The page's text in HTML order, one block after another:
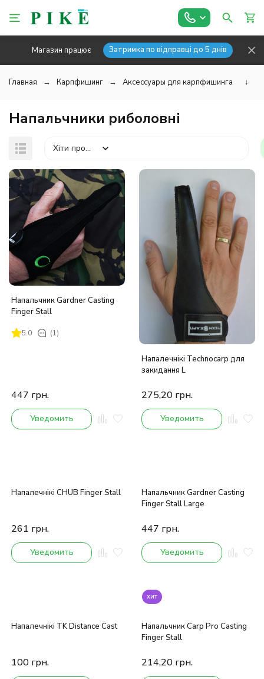
Магазин працює Затримка по відправці до 5 днів
Главная Карпфишинг Аксессуары для карпфишинга ↓
Напальчники риболовні
Хіти продажів
Напальчник Gardner Casting
Finger Stall
5.0 (1)
447 грн.
Уведомить
Напалечнікі Technocarp для
закидання L
275,20 грн.
Уведомить
Напалечнікі CHUB Finger Stall
261 грн.
Уведомить
Напальчник Gardner Casting
Finger Stall Large
447 грн.
Уведомить
Напалечнікі TK Distance Cast
100 грн.
хит
Напальчник Carp Pro Casting
Finger Stall
214,20 грн.